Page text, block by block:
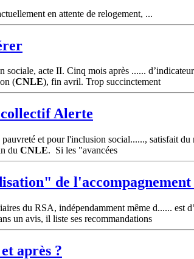
en attente de relogement, ...
acte II. Cinq mois après ......
(CNLE), fin avril. Trop succinctement
Alerte
et pour l'inclusion social......, satisfait
du CNLE. Si les "avancées
de l'accompagnement
du RSA, indépendamment même d...... est
un avis, il liste ses recommandations
après ?